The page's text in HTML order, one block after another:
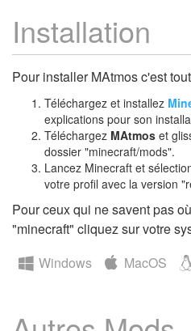
Installation
Pour installer MAtmos c'est
Téléchargez et installez
explications pour son
Téléchargez MAtmos et
dossier "minecraft/mods".
Lancez Minecraft et
votre profil avec la version
Pour ceux qui ne savent pas
"minecraft" cliquez sur votre
Windows
MacOS